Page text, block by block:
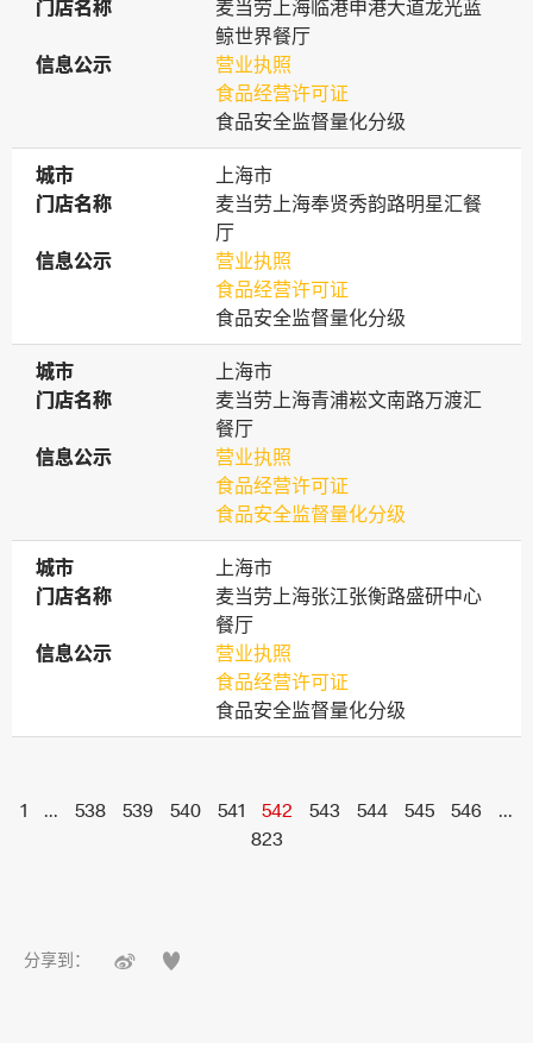
门店名称
门店名称
麦当劳上海临港申港大道龙光蓝
鲸世界餐厅
信息公示
信息公示
营业执照
食品经营许可证
食品安全监督量化分级
城市
城市
上海市
门店名称
门店名称
麦当劳上海奉贤秀韵路明星汇餐
厅
信息公示
信息公示
营业执照
食品经营许可证
食品安全监督量化分级
城市
城市
上海市
门店名称
门店名称
麦当劳上海青浦崧文南路万渡汇
餐厅
信息公示
信息公示
营业执照
食品经营许可证
食品安全监督量化分级
城市
城市
上海市
门店名称
门店名称
麦当劳上海张江张衡路盛研中心
餐厅
信息公示
信息公示
营业执照
食品经营许可证
食品安全监督量化分级
1 ... 538 539 540 541 542 543 544 545 546
...
823
分享到：  